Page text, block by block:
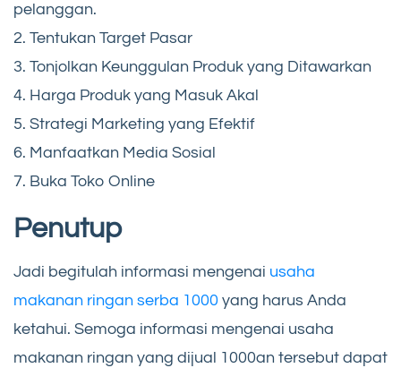
pelanggan.
2. Tentukan Target Pasar
3. Tonjolkan Keunggulan Produk yang Ditawarkan
4. Harga Produk yang Masuk Akal
5. Strategi Marketing yang Efektif
6. Manfaatkan Media Sosial
7. Buka Toko Online
Penutup
Jadi begitulah informasi mengenai usaha
makanan ringan serba 1000 yang harus Anda
ketahui. Semoga informasi mengenai usaha
makanan ringan yang dijual 1000an tersebut dapat